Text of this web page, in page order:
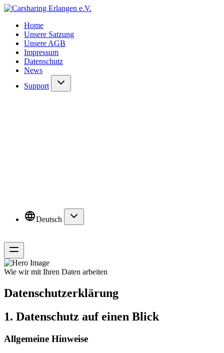
Home
Unsere Satzung
Unsere AGB
Impressum
Datenschutz
News
Support
Deutsch
Wie wir mit Ihren Daten arbeiten
Datenschutzerklärung
1. Datenschutz auf einen Blick
Allgemeine Hinweise